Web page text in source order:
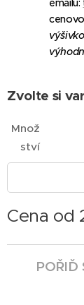
emailu:
Zvolte si
Množ
ství
Cena od
POŘIĎ